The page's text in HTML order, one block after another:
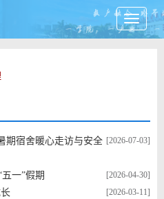
Toggle
[2026-07-03]
期宿舍暖心走访与安全
[2026-04-30]
一”假期
[2026-03-11]